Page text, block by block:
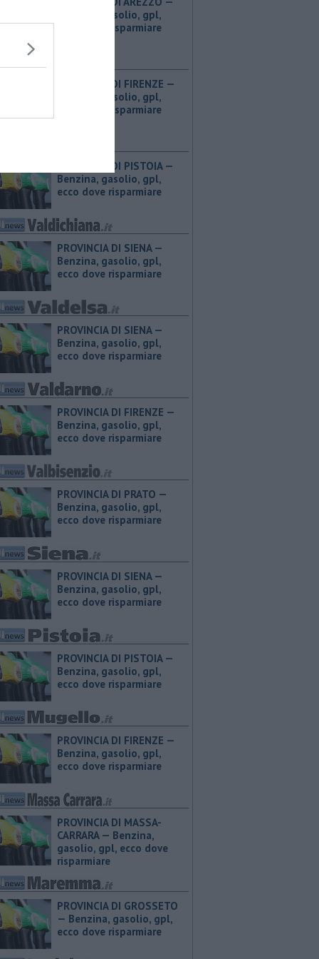
Benzina, gasolio, gpl,
ecco dove risparmiare
PROVINCIA DI FIRENZE — ​
Benzina, gasolio, gpl,
ecco dove risparmiare
PROVINCIA DI PISTOIA — ​
Benzina, gasolio, gpl,
ecco dove risparmiare
PROVINCIA DI SIENA — ​
Benzina, gasolio, gpl,
ecco dove risparmiare
PROVINCIA DI SIENA — ​
Benzina, gasolio, gpl,
ecco dove risparmiare
PROVINCIA DI FIRENZE — ​
Benzina, gasolio, gpl,
ecco dove risparmiare
PROVINCIA DI PRATO — ​
Benzina, gasolio, gpl,
ecco dove risparmiare
PROVINCIA DI SIENA — ​
Benzina, gasolio, gpl,
ecco dove risparmiare
PROVINCIA DI PISTOIA — ​
Benzina, gasolio, gpl,
ecco dove risparmiare
PROVINCIA DI FIRENZE — ​
Benzina, gasolio, gpl,
ecco dove risparmiare
PROVINCIA DI MASSA-
CARRARA — ​Benzina,
gasolio, gpl, ecco dove
risparmiare
PROVINCIA DI GROSSETO
— ​Benzina, gasolio, gpl,
ecco dove risparmiare